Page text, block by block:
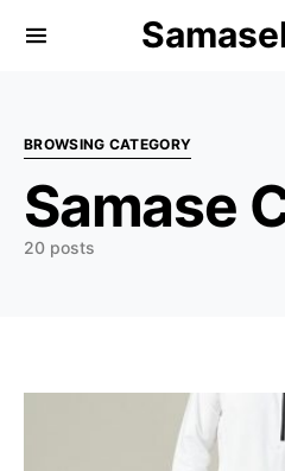
Search for:
BROWSING CATEGORY
Samase
20 posts